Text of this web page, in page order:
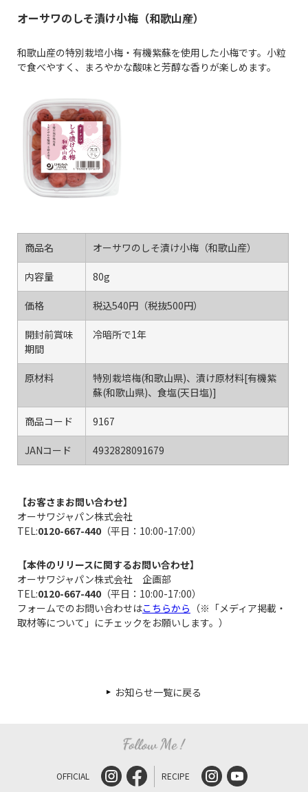
オーサワのしそ漬け小梅（和歌山産）
和歌山産の特別栽培小梅・有機紫蘇を使用した小梅です。小粒
で食べやすく、まろやかな酸味と芳醇な香りが楽しめます。
商品名 オーサワのしそ漬け小梅（和歌山産）
内容量 80g
価格 税込540円（税抜500円）
開封前賞味
期間
冷暗所で1年
原材料
特別栽培梅(和歌山県)、漬け原材料[有機紫
蘇(和歌山県)、食塩(天日塩)]
商品コード 9167
JANコード 4932828091679
【お客さまお問い合わせ】
オーサワジャパン株式会社
TEL:0120-667-440 （平日：10:00-17:00）
【本件のリリースに関するお問い合わせ】
オーサワジャパン株式会社 企画部
TEL:0120-667-440 （平日：10:00-17:00）
フォームでのお問い合わせはこちらから （※「メディア掲載・
取材等について」にチェックをお願いします。）
お知らせ一覧に戻る
OFFICIAL RECIPE